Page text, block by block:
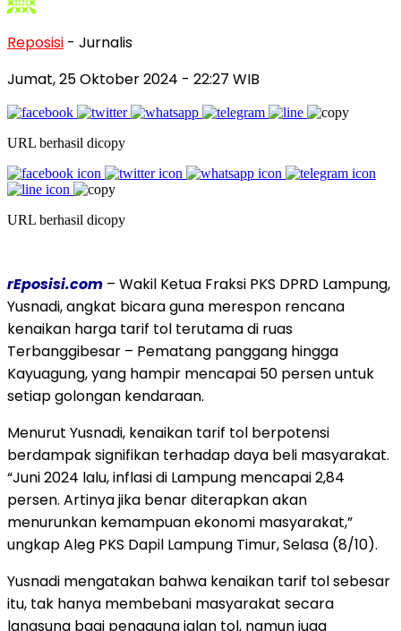
Reposisi - Jurnalis
Jumat, 25 Oktober 2024 - 22:27 WIB
URL berhasil dicopy
URL berhasil dicopy
rEposisi.com – Wakil Ketua Fraksi PKS DPRD Lampung,
Yusnadi, angkat bicara guna merespon rencana
kenaikan harga tarif tol terutama di ruas
Terbanggibesar – Pematang panggang hingga
Kayuagung, yang hampir mencapai 50 persen untuk
setiap golongan kendaraan.
Menurut Yusnadi, kenaikan tarif tol berpotensi
berdampak signifikan terhadap daya beli masyarakat.
“Juni 2024 lalu, inflasi di Lampung mencapai 2,84
persen. Artinya jika benar diterapkan akan
menurunkan kemampuan ekonomi masyarakat,”
ungkap Aleg PKS Dapil Lampung Timur, Selasa (8/10).
Yusnadi mengatakan bahwa kenaikan tarif tol sebesar
itu, tak hanya membebani masyarakat secara
langsung bagi pengguna jalan tol, namun juga